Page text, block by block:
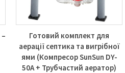
Готовий комплект для
аерації септика та вигрібної
ями (Компресор SunSun DY-
50А + Трубчастий аератор)